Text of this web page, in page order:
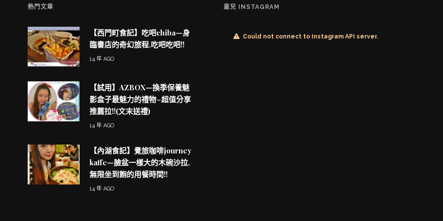
熱門文章
【西門町食記】吃吧chiba—身
臨書店的奇幻旅程,吃吧吃吧!!
14 年 AGO
【試用】AZBOX—換季保養魅
影盒子最魅力的禮物~超值分享
推薦拉!!(文末送禮)
14 年 AGO
【內湖食記】覺旅咖啡journey
kaffe—臉盆一樣大的木碗沙拉,
無限坐到飽的用餐時間!!
14 年 AGO
童兒 INSTAGRAM
Could not connect to Instagram API server.